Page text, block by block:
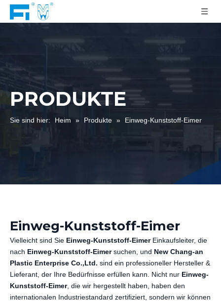
PRODUKTE
Sie sind hier: Heim » Produkte » Einweg-Kunststoff-Eimer
Einweg-Kunststoff-Eimer
Vielleicht sind Sie Einweg-Kunststoff-EimerEinkaufsleiter, die
nach Einweg-Kunststoff-Eimersuchen, und New Chang-an
Plastic Enterprise Co.,Ltd. sind ein professioneller Hersteller &
Lieferant, der Ihre Bedürfnisse erfüllen kann. Nicht nur Einweg-
Kunststoff-Eimer, die wir hergestellt haben, haben den
internationalen Industriestandard zertifiziert, sondern wir können